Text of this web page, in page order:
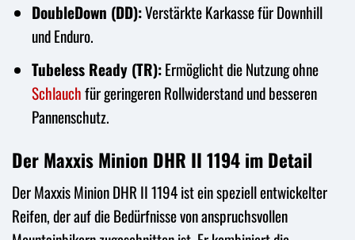
DoubleDown (DD):Verstärkte Karkasse für Downhill
und Enduro.
Tubeless Ready (TR):Ermöglicht die Nutzung ohne
Schlauchfür geringeren Rollwiderstand und besseren
Pannenschutz.
Der Maxxis Minion DHR II 1194 im Detail
Der Maxxis Minion DHR II 1194 ist ein speziell entwickelter
Reifen, der auf die Bedürfnisse von anspruchsvollen